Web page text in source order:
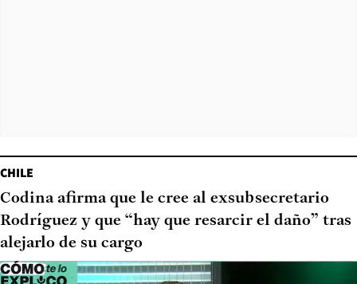
CHILE
Codina afirma que le cree al exsubsecretario
Rodríguez y que “hay que resarcir el daño” tras
alejarlo de su cargo